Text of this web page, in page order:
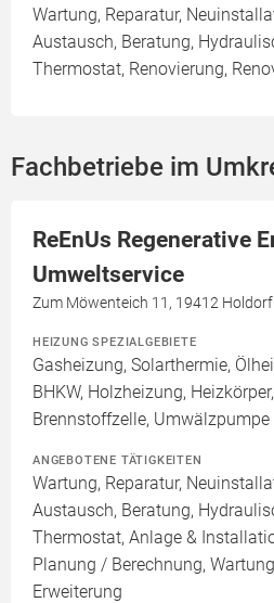
Wartung, Reparatur,
Austausch, Beratung,
Thermostat, Renovierung,
Fachbetriebe im
ReEnUs Regenerative
Umweltservice
Zum Möwenteich 11, 19412
HEIZUNG SPEZIALGEBIETE
Gasheizung, Solarthermie,
BHKW, Holzheizung,
Brennstoffzelle, Umwälzpumpe
ANGEBOTENE TÄTIGKEITEN
Wartung, Reparatur,
Austausch, Beratung,
Thermostat, Anlage &
Planung / Berechnung,
Erweiterung